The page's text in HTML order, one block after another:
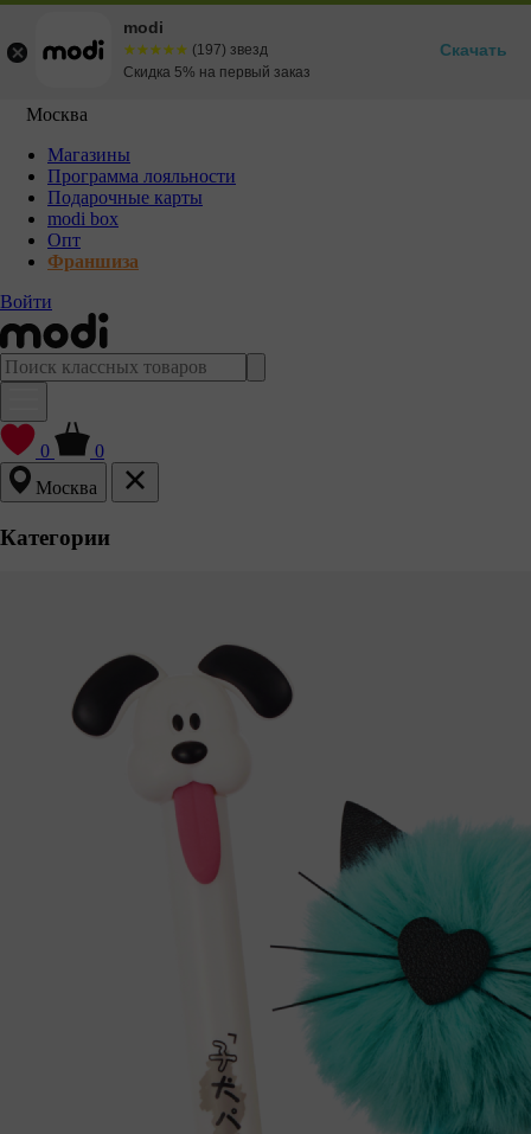
Москва
Магазины
Программа лояльности
Подарочные карты
modi box
Опт
Франшиза
Войти
0
0
Москва
Категории
modi
☆☆☆☆☆
★★★★★ (197) звезд
Скидка 5% на первый заказ
Скачать